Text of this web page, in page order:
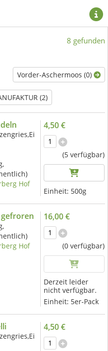
8 gefunden
Vorder-Aschermoos (0)
(2)
Hof
4,50 €
(5 verfügbar)
Einheit: 500g
Hof
16,00 €
(0 verfügbar)
Derzeit leider
nicht verfügbar.
Einheit: 5er-Pack
4,50 €